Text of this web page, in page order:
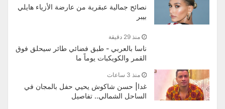
نصائح جمالية عبقرية من عارضة الأزياء هايلي
بيبر
منذ 29 دقيقة
ناسا بالعربي - طبق فضائي طائر سيحلق فوق
القمر والكويكبات يوماً ما
منذ 3 ساعات
غدا| حسن شاكوش يحيي حفل بالمجان في
الساحل الشمالي.. تفاصيل